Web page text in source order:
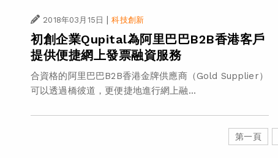
2018年03月15日 科技創新
初創企業Qupital為阿里巴巴B2B香港客戶
提供便捷網上發票融資服務
合資格的阿里巴巴B2B香港金牌供應商（Gold Supplier）
可以透過橋彼道，更便捷地進行網上融...
第一頁